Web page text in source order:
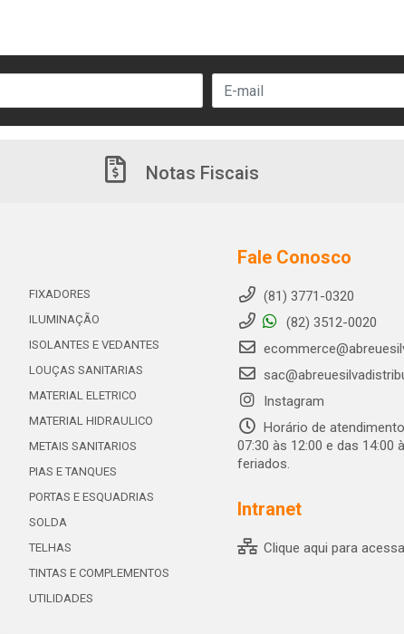
Notas Fiscais
FIXADORES
ILUMINAÇÃO
ISOLANTES E VEDANTES
LOUÇAS SANITARIAS
MATERIAL ELETRICO
MATERIAL HIDRAULICO
METAIS SANITARIOS
PIAS E TANQUES
PORTAS E ESQUADRIAS
SOLDA
TELHAS
TINTAS E COMPLEMENTOS
UTILIDADES
Fale Conosco
(81) 3771-0320
(82) 3512-0020
Instagram
Horário de
07:30 às 12:00 e das 14:00
feriados.
Intranet
Clique aqui para